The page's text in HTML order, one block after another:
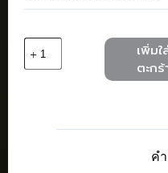
Allied
เพิ่มใ
ตะกร้
ค